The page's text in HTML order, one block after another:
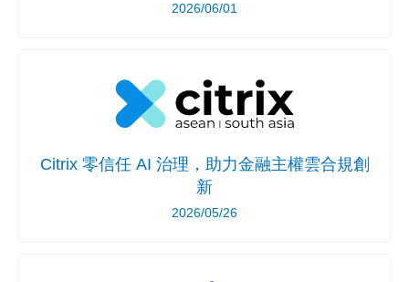
2026/06/01
Citrix 零信任 AI 治理，助力金融主權雲合規創
新
2026/05/26